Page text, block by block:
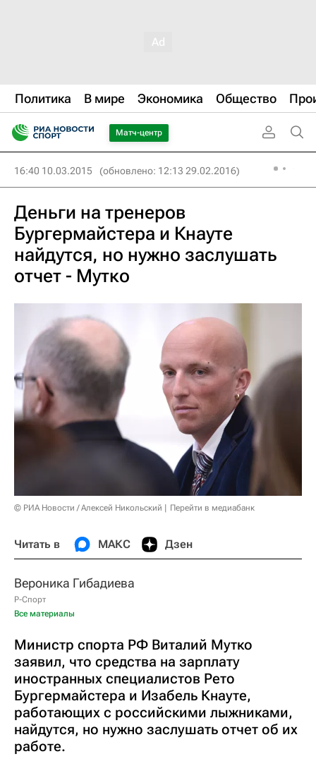
Политика В мире Экономика Общество
Матч-центр
16:40 10.03.2015 (обновлено: 12:13 29.02.2016)
Деньги на тренеров
Бургермайстера и Кнауте
найдутся, но нужно заслушать
отчет - Мутко
© РИА Новости / Алексей Никольский Перейти в медиабанк
Читать в МАКС Дзен
Вероника Гибадиева
Р-Спорт
Все материалы
Министр спорта РФ Виталий Мутко
заявил, что средства на зарплату
иностранных специалистов Рето
Бургермайстера и Изабель Кнауте,
работающих с российскими лыжниками,
найдутся, но нужно заслушать отчет об их
работе.